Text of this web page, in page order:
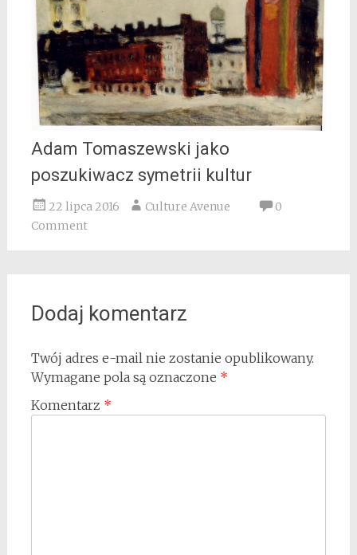
Adam Tomaszewski jako
poszukiwacz symetrii kultur
22 lipca 2016 Culture Avenue
0
Comment
Dodaj komentarz
Twój adres e-mail nie zostanie opublikowany.
Wymagane pola są oznaczone *
Komentarz *